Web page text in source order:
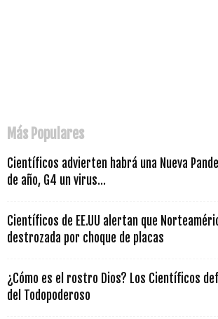
Más Populares
Científicos advierten habrá una Nueva
de año, G4 un virus...
Científicos de EE.UU alertan que
destrozada por choque de placas
¿Cómo es el rostro Dios? Los Científicos
del Todopoderoso